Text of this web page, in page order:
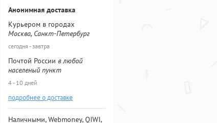
Анонимная доставка
Курьером в городах
Москва, Санкт-Петербург
сегодня - завтра
Почтой России в любой
населеный пункт
4 - 10 дней
подробнее о доставке
Наличными, Webmoney, QIWI,